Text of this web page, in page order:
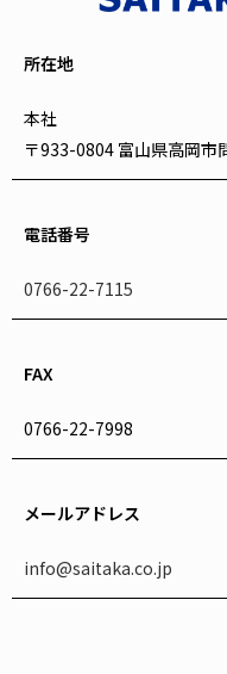
所在地
本社
〒933-0804 富山県高岡市
電話番号
0766-22-7115
FAX
0766-22-7998
メールアドレス
info@saitaka.co.jp